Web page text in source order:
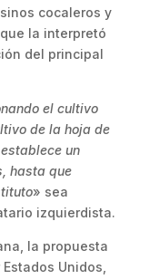
cocaleros y
la interpretó
del principal
el cultivo
de la hoja de
un
hasta que
» sea
izquierdista.
la propuesta
Unidos,